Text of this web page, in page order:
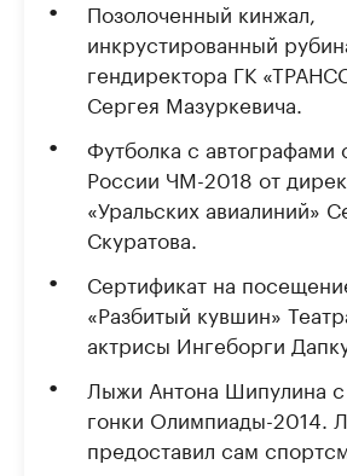
Позолоченный кинжал,
инкрустированный
гендиректора ГК
Сергея Мазуркевича.
Футболка с автографами
России ЧМ-2018 от
«Уральских авиалиний»
Скуратова.
Сертификат на
«Разбитый кувшин»
актрисы Ингеборги
Лыжи Антона Шипулина с
гонки Олимпиады-2014.
предоставил сам